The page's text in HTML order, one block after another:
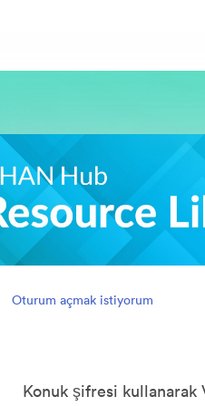
Oturum açmak istiyorum
Konuk şifresi